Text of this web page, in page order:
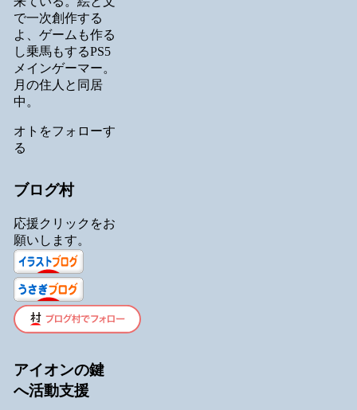
で一次創作する
よ、ゲームも作る
し乗馬もするPS5
メインゲーマー。
月の住人と同居
中。
オトをフォローす
る
ブログ村
応援クリックをお
願いします。
アイオンの鍵
へ活動支援